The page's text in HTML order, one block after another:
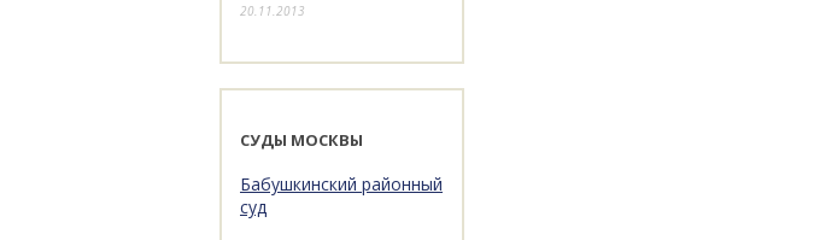
20.11.2013
СУДЫ МОСКВЫ
Бабушкинский районный
суд